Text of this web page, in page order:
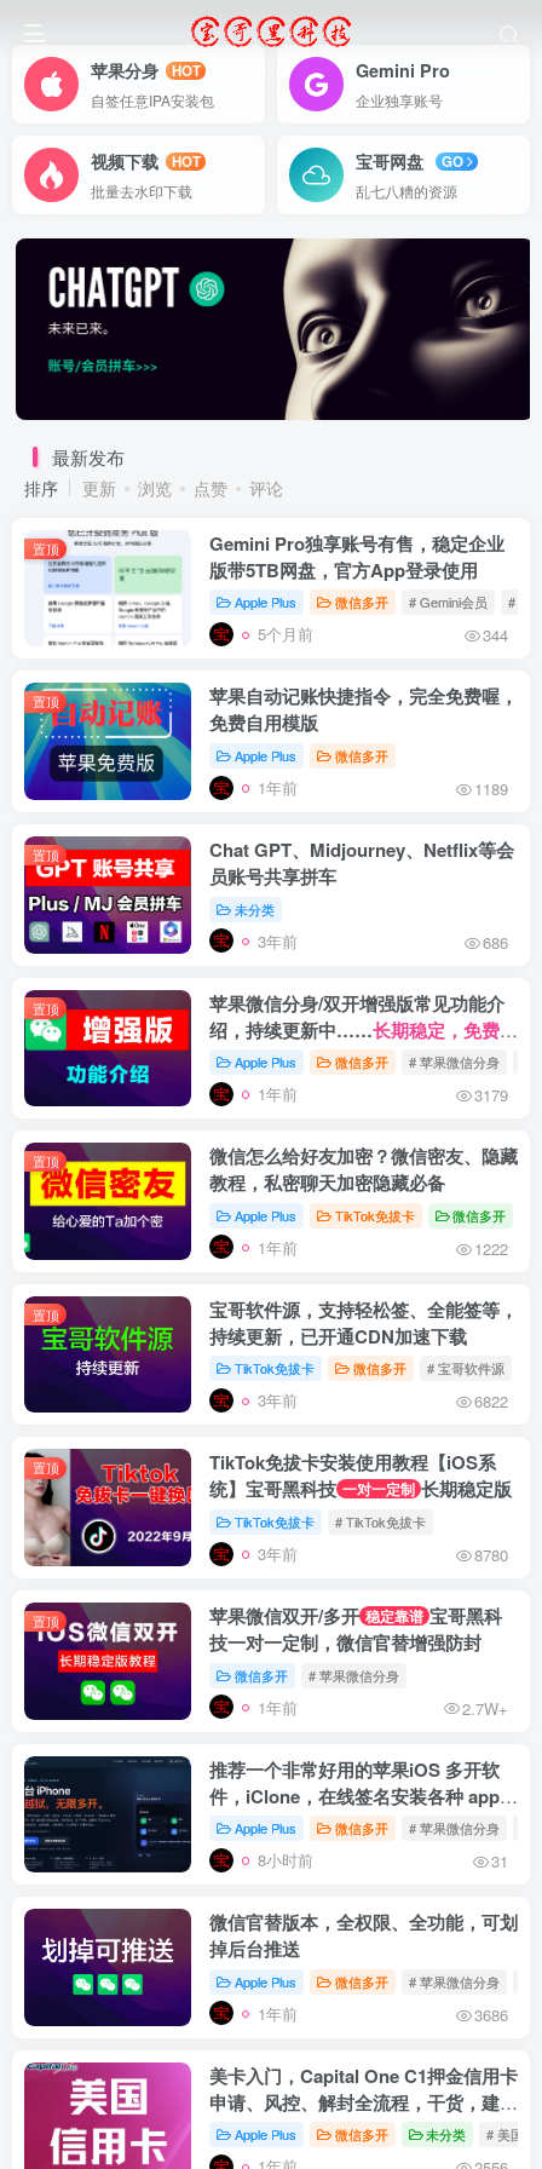
苹果分身
HOT
自签任意IPA安装包
Gemini Pro
企业独享账号
视频下载
HOT
批量去水印下载
宝哥网盘
GO
乱七八糟的资源
最新发布
排序 更新 浏览 点赞 评论
置顶
Gemini Pro独享账号有售，稳定企业
版带5TB网盘，官方App登录使用
Apple Plus 微信多开 # Gemini会员 #
5个月前 344
置顶
苹果自动记账快捷指令，完全免费喔，
免费自用模版
Apple Plus 微信多开
1年前 1189
置顶
Chat GPT、Midjourney、Netflix等会
员账号共享拼车
未分类
3年前 686
置顶
苹果微信分身/双开增强版常见功能介
绍，持续更新中……长期稳定，免费更
新。Apple Plus 微信多开 # 苹果微信分身
1年前 3179
置顶
微信怎么给好友加密？微信密友、隐藏
教程，私密聊天加密隐藏必备
Apple Plus TikTok免拔卡 微信多开
1年前 1222
置顶
宝哥软件源，支持轻松签、全能签等，
持续更新，已开通CDN加速下载
TikTok免拔卡 微信多开 # 宝哥软件源
3年前 6822
置顶
TikTok免拔卡安装使用教程【iOS系
统】宝哥黑科技 一对一定制 长期稳定版
TikTok免拔卡 # TikTok免拔卡
3年前 8780
置顶 苹果微信双开/多开 稳定靠谱 宝哥黑科
技一对一定制，微信官替增强防封
微信多开 # 苹果微信分身
1年前 2.7W+
推荐一个非常好用的苹果iOS 多开软
件，iClone，在线签名安装各种 app
多开Apple Plus 微信多开 # 苹果微信分身
8小时前 31
微信官替版本，全权限、全功能，可划
掉后台推送
Apple Plus 微信多开 # 苹果微信分身
1年前 3686
美卡入门，Capital One C1押金信用卡
申请、风控、解封全流程，干货，建议
收藏Apple Plus 微信多开 未分类 # 美国信